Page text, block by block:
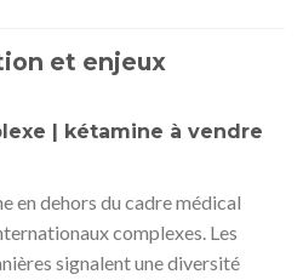
et enjeux
| kétamine à vendre
en dehors du cadre médical
complexes. Les
signalent une diversité